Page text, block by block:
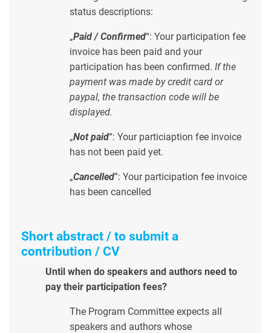
status descriptions:
„Paid / Confirmed“: Your participation fee
invoice has been paid and your
participation has been confirmed. If the
payment was made by credit card or
paypal, the transaction code will be
displayed.
„Not paid“: Your particiaption fee invoice
has not been paid yet.
„Cancelled”: Your participation fee invoice
has been cancelled
Short abstract / to submit a
contribution / CV
Until when do speakers and authors need to
pay their participation fees?
The Program Committee expects all
speakers and authors whose